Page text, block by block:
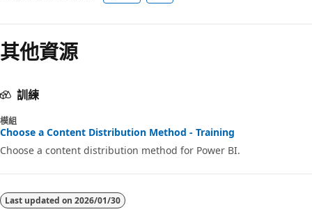
其他資源
訓練
模組
Choose a Content Distribution Method - Training
Choose a content distribution method for Power BI.
Last updated on 2026/01/30